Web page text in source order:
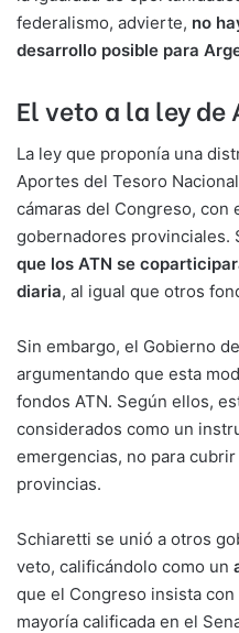
federalismo, advierte, no
desarrollo posible para
El veto a la ley de
La ley que proponía una
Aportes del Tesoro
cámaras del Congreso, con
gobernadores provinciales.
que los ATN se
diaria, al igual que otros
Sin embargo, el Gobierno
argumentando que esta
fondos ATN. Según ellos,
considerados como un
emergencias, no para
provincias.
Schiaretti se unió a otros
veto, calificándolo como un
que el Congreso insista
mayoría calificada en el